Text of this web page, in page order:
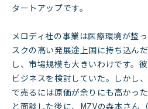
タートアップです。
メロディ社の事業は医療環境が整
スクの高い発展途上国に持ち込ん
し、市場規模も大きいわけです。
ビジネスを検討していた。しかし
で売るには原価が余りにも高かっ
と面談した後に、MZVの森本さん